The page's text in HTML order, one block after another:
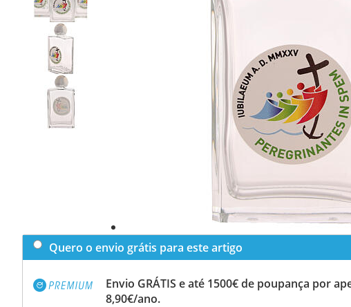
Quero o envio grátis para este artigo
Envio GRÁTIS e até 1500€ de poupança por
8,90€/ano.